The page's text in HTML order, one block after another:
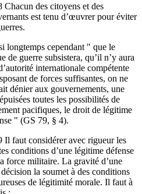
Chacun des citoyens et des
est tenu d’œuvrer pour éviter
longtemps cependant " que le
de guerre subsistera, qu’il n’y aura
internationale compétente
de forces suffisantes, on ne
dénier aux gouvernements, une
toutes les possibilités de
pacifiques, le droit de légitime
" (GS 79, § 4).
Il faut considérer avec rigueur les
conditions d’une légitime défense
force militaire. La gravité d’une
la soumet à des conditions
de légitimité morale. Il faut à